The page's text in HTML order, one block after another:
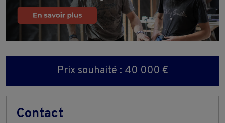
Prix souhaité : 40 000 €
Contact